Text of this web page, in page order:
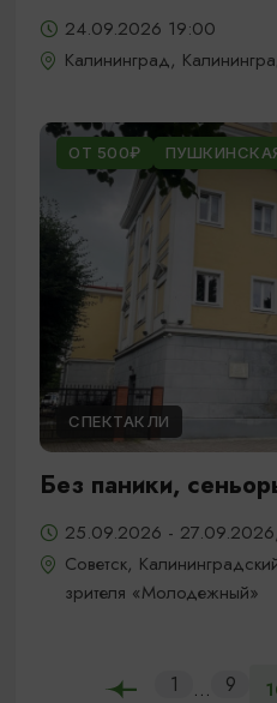
24.09.2026 19:00
Калининград,
ОТ 500₽
СПЕКТАКЛИ
Без паники,
25.09.2026 -
Советск,
зрителя «Молодежный»
1 ... 9